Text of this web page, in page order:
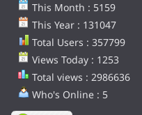
This Month : 5159
This Year : 131047
Total Users : 357799
Views Today : 1253
Total views : 2986636
Who's Online : 5